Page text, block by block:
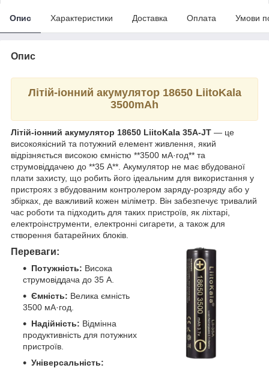
Опис Характеристики Доставка Оплата Умови
Опис
Літій-іонний акумулятор 18650 LiitoKala
3500mAh
Літій-іонний акумулятор 18650 LiitoKala 35A-JT — це
високоякісний та потужний елемент живлення, який
відрізняється високою ємністю **3500 мА·год** та
струмовіддачею до **35 А**. Акумулятор не має вбудованої
плати захисту, що робить його ідеальним для використання у
пристроях з вбудованим контролером заряду-розряду або у
збірках, де важливий кожен міліметр. Він забезпечує тривалий
час роботи та підходить для таких пристроїв, як ліхтарі,
електроінструменти, електронні сигарети, а також для
створення батарейних блоків.
Переваги:
Потужність: Висока
струмовіддача до 35 А.
Ємність: Велика ємність
3500 мА·год.
Надійність: Відмінна
продуктивність для потужних
пристроїв.
Універсальність: